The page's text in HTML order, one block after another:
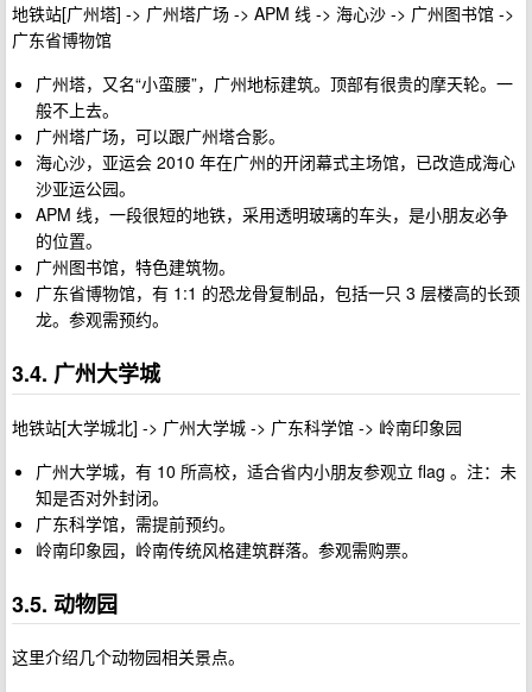
地铁站[广州塔] -> 广州塔广场 -> APM 线 -> 海心沙 -> 广州图书馆 ->
广东省博物馆
广州塔，又名“小蛮腰”，广州地标建筑。顶部有很贵的摩天轮。一
般不上去。
广州塔广场，可以跟广州塔合影。
海心沙，亚运会 2010 年在广州的开闭幕式主场馆，已改造成海心
沙亚运公园。
APM 线，一段很短的地铁，采用透明玻璃的车头，是小朋友必争
的位置。
广州图书馆，特色建筑物。
广东省博物馆，有 1:1 的恐龙骨复制品，包括一只 3 层楼高的长颈
龙。参观需预约。
3.4. 广州大学城
地铁站[大学城北] -> 广州大学城 -> 广东科学馆 -> 岭南印象园
广州大学城，有 10 所高校，适合省内小朋友参观立 flag 。注：未
知是否对外封闭。
广东科学馆，需提前预约。
岭南印象园，岭南传统风格建筑群落。参观需购票。
3.5. 动物园
这里介绍几个动物园相关景点。